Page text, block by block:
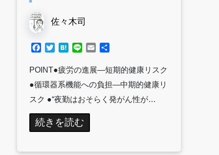
佐々木司
Facebook
TwitterHatena
Line Email
POINT●疲労の進展―短期的健康リスク
●循環器系機能への負担―中期的健康リ
スク ●“夜勤はおそらく発がん性が…
続きを読む